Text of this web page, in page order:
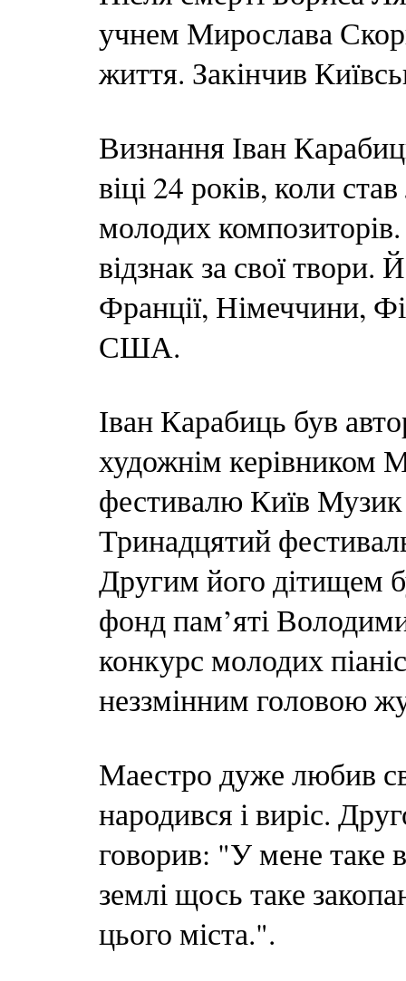
учнем Мирослава
життя. Закінчив
Визнання Іван
віці 24 років, коли
молодих
відзнак за свої твори.
Франції, Німеччини,
США.
Іван Карабиць був
художнім керівником
фестивалю Київ
Тринадцятий
Другим його дітищем
фонд пам’яті
конкурс молодих
неззмінним головою
Маестро дуже любив
народився і виріс.
говорив: "У мене таке
землі щось таке
цього міста.".